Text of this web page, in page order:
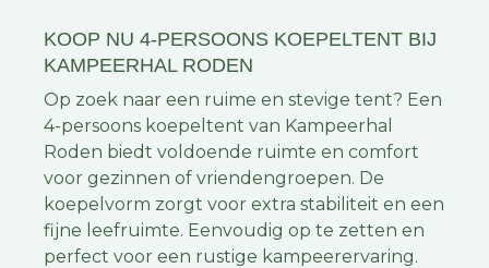
KOOP NU 4-PERSOONS KOEPELTENT BIJ
KAMPEERHAL RODEN
Op zoek naar een ruime en stevige tent? Een
4-persoons koepeltent van Kampeerhal
Roden biedt voldoende ruimte en comfort
voor gezinnen of vriendengroepen. De
koepelvorm zorgt voor extra stabiliteit en een
fijne leefruimte. Eenvoudig op te zetten en
perfect voor een rustige kampeerervaring.